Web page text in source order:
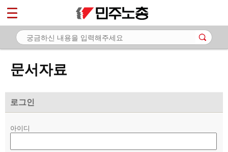
문서자료
로그인
아이디
마이페이지
소개
노동상담
자료